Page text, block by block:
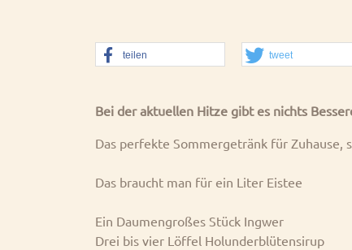
teilen tweet
Bei der aktuellen Hitze gibt es nichts
Das perfekte Sommergetränk für
Das braucht man für ein Liter Eistee
Ein Daumengroßes Stück Ingwer
Drei bis vier Löffel Holunderblütensirup